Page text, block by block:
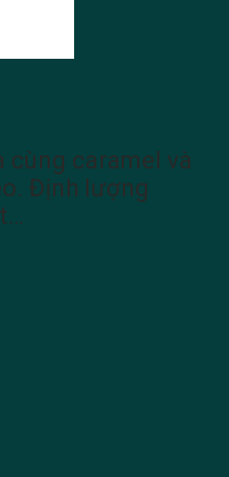
cùng caramel và
Định lượng